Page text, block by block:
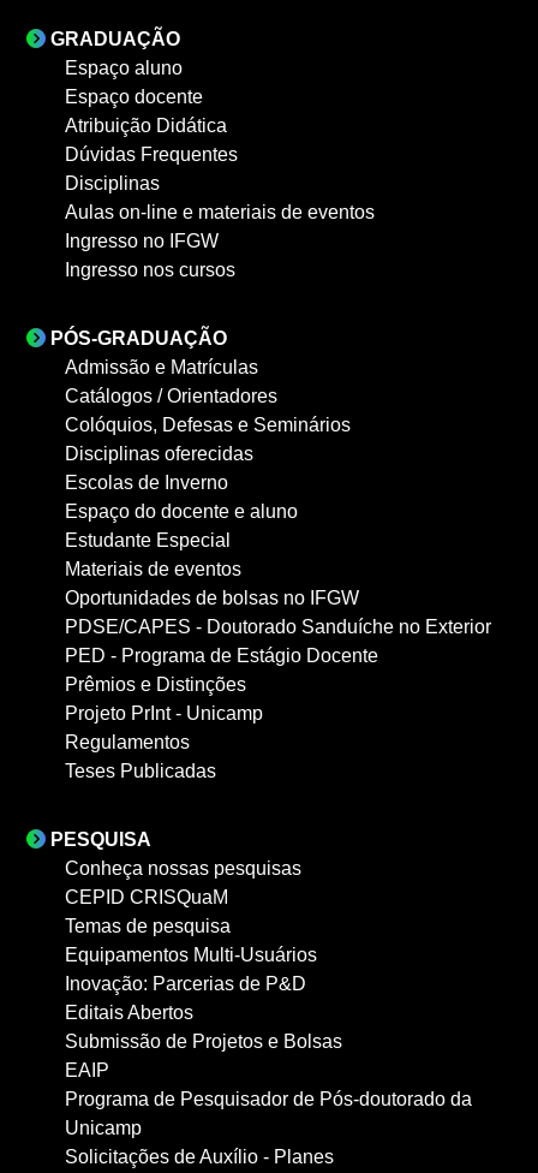
GRADUAÇÃO
Espaço aluno
Espaço docente
Atribuição Didática
Dúvidas Frequentes
Disciplinas
Aulas on-line e materiais de eventos
Ingresso no IFGW
Ingresso nos cursos
PÓS-GRADUAÇÃO
Admissão e Matrículas
Catálogos / Orientadores
Colóquios, Defesas e Seminários
Disciplinas oferecidas
Escolas de Inverno
Espaço do docente e aluno
Estudante Especial
Materiais de eventos
Oportunidades de bolsas no IFGW
PDSE/CAPES - Doutorado Sanduíche no Exterior
PED - Programa de Estágio Docente
Prêmios e Distinções
Projeto PrInt - Unicamp
Regulamentos
Teses Publicadas
PESQUISA
Conheça nossas pesquisas
CEPID CRISQuaM
Temas de pesquisa
Equipamentos Multi-Usuários
Inovação: Parcerias de P&D
Editais Abertos
Submissão de Projetos e Bolsas
EAIP
Programa de Pesquisador de Pós-doutorado da
Unicamp
Solicitações de Auxílio - Planes